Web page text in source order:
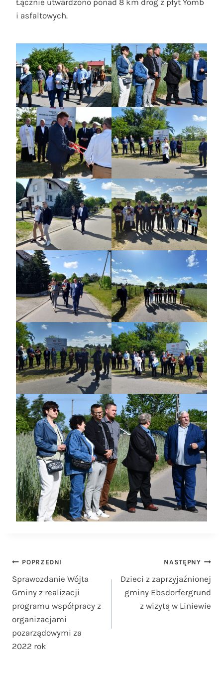
i asfaltowych.
Nawigacja
wpisu
POPRZEDNI
Sprawozdanie Wójta
Gminy z realizacji
programu współpracy z
organizacjami
pozarządowymi za
2022 rok
NASTĘPNY
Dzieci z zaprzyjaźnionej
gminy Ebsdorfergrund
z wizytą w Liniewie